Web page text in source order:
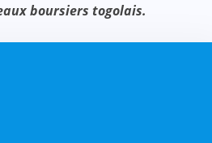
boursiers togolais.